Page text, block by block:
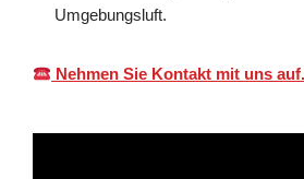
Umgebungsluft.
Nehmen Sie Kontakt mit uns auf.